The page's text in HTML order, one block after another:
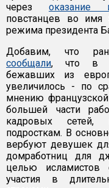
через оказание
повстанцев во
режима президента
Добавим, что
сообщали, что в
бежавших из
увеличилось - по
мнению
большей части
кадровых сетей,
подросткам. В
вербуют девушек
домработниц для
целью исламистов
участия в